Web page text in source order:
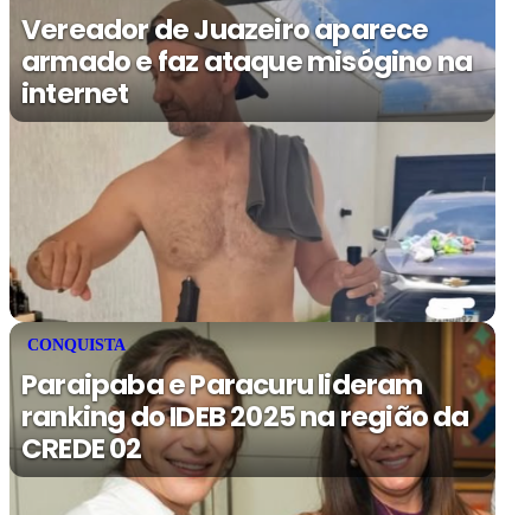
Vereador de Juazeiro aparece
armado e faz ataque misógino na
internet
CONQUISTA
Paraipaba e Paracuru lideram
ranking do IDEB 2025 na região da
CREDE 02